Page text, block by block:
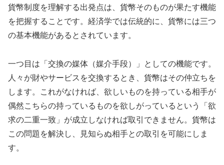
貨幣制度を理解する出発点は、貨幣そのものが果たす機能
を把握することです。経済学では伝統的に、貨幣には三つ
の基本機能があるとされています。
一つ目は「交換の媒体（媒介手段）」としての機能です。
人々が財やサービスを交換するとき、貨幣はその仲立ちを
します。これがなければ、欲しいものを持っている相手が
偶然こちらの持っているものを欲しがっているという「欲
求の二重一致」が成立しなければ取引できません。貨幣は
この問題を解決し、見知らぬ相手との取引を可能にしま
す。